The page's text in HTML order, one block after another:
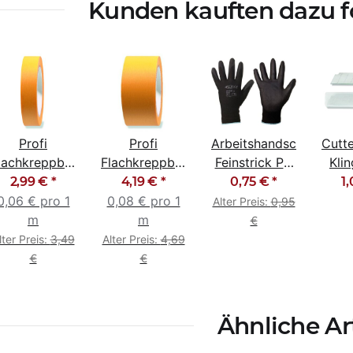
Kunden kauften dazu
Profi
Goldband
x 50m
2,99 € *
€ pro 1
m
Preis:3,49
€
Profi
Flachkreppband
Goldband
50mm x 50m
4,19 € *
0,08 € pro 1
m
Alter Preis:4,69
€
Arbeitshandschuhe
Feinstrick PU
beschichtet
schwarz 10 /
XL
0,75 €*
Alter Preis:0,95
€
Ähnliche